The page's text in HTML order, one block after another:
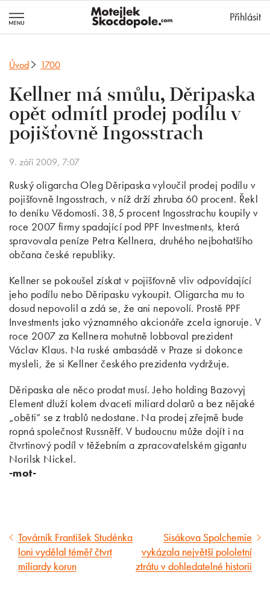
Přihlásit
Úvod 1700
Kellner má smůlu, Děripaska
opět odmítl prodej podílu v
pojišťovně Ingosstrach
9. září 2009, 7:07
Ruský oligarcha Oleg Děripaska vyloučil prodej podílu v
pojišťovně Ingosstrach, v níž drží zhruba 60 procent. Řekl
to deníku Vědomosti. 38,5 procent Ingosstrachu koupily v
roce 2007 firmy spadající pod PPF Investments, která
spravovala peníze Petra Kellnera, druhého nejbohatšího
občana české republiky.
Kellner se pokoušel získat v pojišťovně vliv odpovídající
jeho podílu nebo Děripasku vykoupit. Oligarcha mu to
dosud nepovolil a zdá se, že ani nepovolí. Prostě PPF
Investments jako významného akcionáře zcela ignoruje. V
roce 2007 za Kellnera mohutně lobboval prezident
Václav Klaus. Na ruské ambasádě v Praze si dokonce
mysleli, že si Kellner českého prezidenta vydržuje.
Děripaska ale něco prodat musí. Jeho holding Bazovyj
Element dluží kolem dvaceti miliard dolarů a bez nějaké
„oběti“ se z trablů nedostane. Na prodej zřejmě bude
ropná společnost Russněfť. V budoucnu může dojít i na
čtvrtinový podíl v těžebním a zpracovatelském gigantu
Norilsk Nickel.
-mot-
Předcházející
článek
Továrník František Studénka
loni vydělal téměř čtvrt
miliardy korun
Následující
článek
Sisákova Spolchemie
vykázala největší pololetní
ztrátu v dohledatelné historii